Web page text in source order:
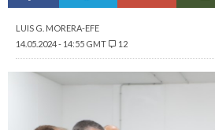
LUIS G. MORERA-EFE
14.05.2024 - 14:55 GMT
12